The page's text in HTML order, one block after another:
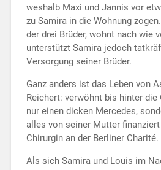
weshalb Maxi und Jannis vor
zu Samira in die Wohnung
der drei Brüder, wohnt nach wie
unterstützt Samira jedoch
Versorgung seiner Brüder.
Ganz anders ist das Leben von
Reichert: verwöhnt bis hinter die
nur einen dicken Mercedes,
alles von seiner Mutter
Chirurgin an der Berliner Charité.
Als sich Samira und Louis im